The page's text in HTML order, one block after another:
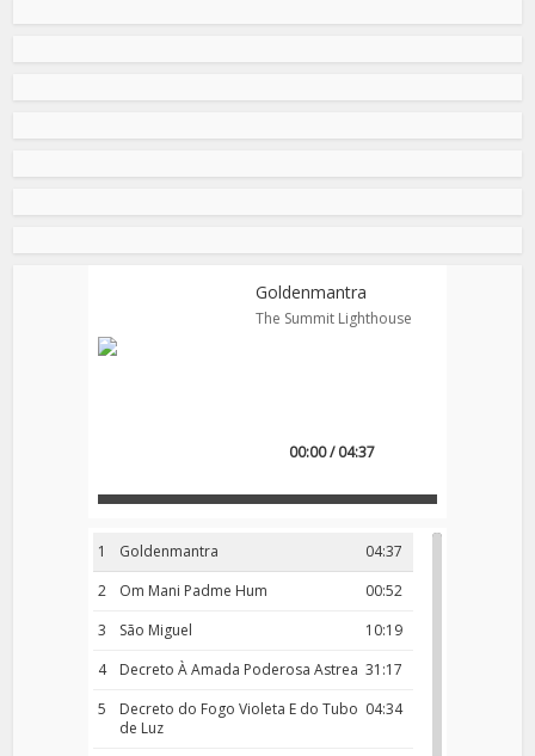
Goldenmantra
The Summit Lighthouse
00:00 / 04:37
1 04:37
Goldenmantra
2
00:52
Om Mani Padme Hum
3
10:19
São Miguel
4
31:17
Decreto À Amada Poderosa Astrea
5
04:34
Decreto do Fogo Violeta E do Tubo
de Luz